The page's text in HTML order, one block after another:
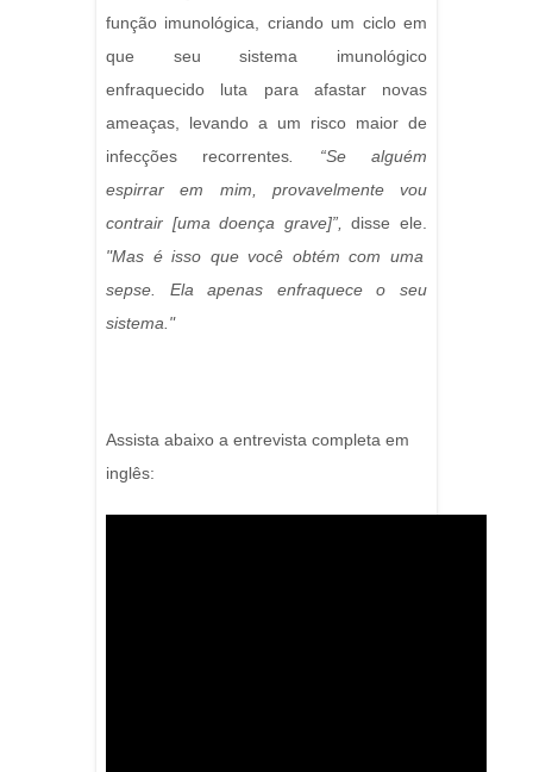
função imunológica, criando um ciclo em
que seu sistema imunológico
enfraquecido luta para afastar novas
ameaças, levando a um risco maior de
infecções recorrentes . “Se alguém
espirrar em mim, provavelmente vou
contrair [uma doença grave]”,disse ele.
"Mas é isso que você obtém com uma
sepse. Ela apenas enfraquece o seu
sistema."
Assista abaixo a entrevista completa em
inglês: